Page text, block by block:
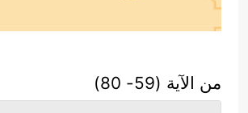
من الآية (59- 80)